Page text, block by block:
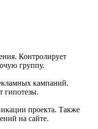
Контролирует
группу.
кампаний.
гипотезы.
проекта. Также
на сайте.